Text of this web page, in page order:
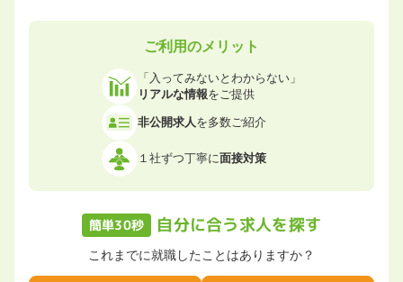
ご利用のメリット
「入ってみないとわからない」
リアルな情報をご提供
非公開求人を多数ご紹介
１社ずつ丁寧に面接対策
簡単30秒 自分に合う求人を探す
これまでに就職したことはありますか？